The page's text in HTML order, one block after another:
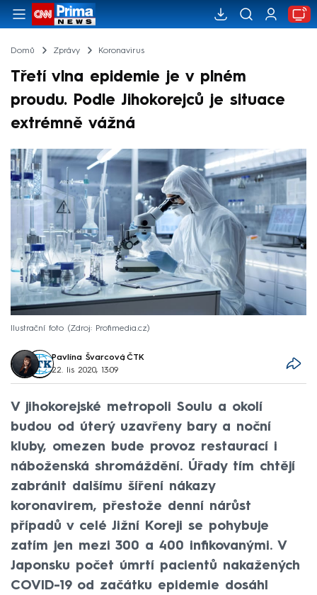
Domů Zprávy Koronavirus
Třetí vlna epidemie je v plném
proudu. Podle Jihokorejců je situace
extrémně vážná
Ilustrační foto Zdroj: Profimedia.cz
Pavlína Švarcová, ČTK
22. lis 2020, 13:09
V jihokorejské metropoli Soulu a okolí
budou od úterý uzavřeny bary a noční
kluby, omezen bude provoz restaurací i
náboženská shromáždění. Úřady tím chtějí
zabránit dalšímu šíření nákazy
koronavirem, přestože denní nárůst
případů v celé Jižní Koreji se pohybuje
zatím jen mezi 300 a 400 infikovanými. V
Japonsku počet úmrtí pacientů nakažených
COVID-19 od začátku epidemie dosáhl